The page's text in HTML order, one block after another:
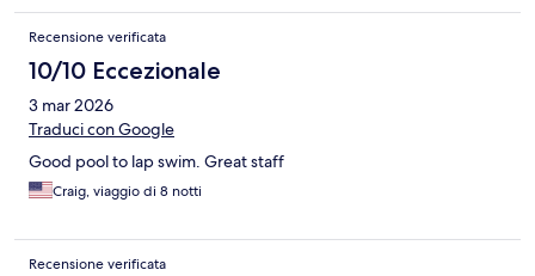
Recensione verificata
10/10 Eccezionale
3 mar 2026
Traduci con Google
Good pool to lap swim. Great staff
Craig, viaggio di 8 notti
Recensione verificata